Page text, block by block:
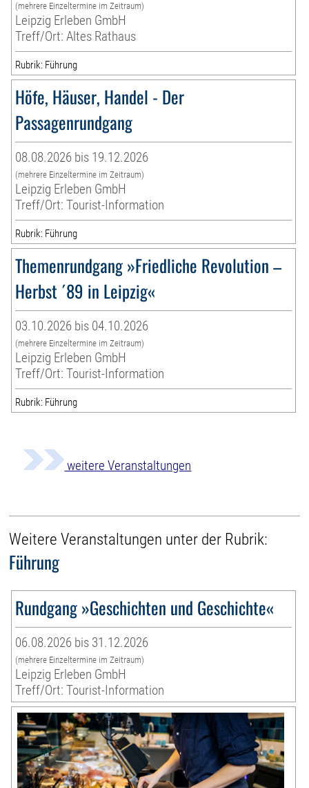
(mehrere Einzeltermine im Zeitraum)
Leipzig Erleben GmbH
Treff/Ort: Altes Rathaus
Rubrik: Führung
Höfe, Häuser, Handel - Der
Passagenrundgang
08.08.2026 bis 19.12.2026
(mehrere Einzeltermine im Zeitraum)
Leipzig Erleben GmbH
Treff/Ort: Tourist-Information
Rubrik: Führung
Themenrundgang »Friedliche Revolution –
Herbst ´89 in Leipzig«
03.10.2026 bis 04.10.2026
(mehrere Einzeltermine im Zeitraum)
Leipzig Erleben GmbH
Treff/Ort: Tourist-Information
Rubrik: Führung
weitere Veranstaltungen
Weitere Veranstaltungen unter der Rubrik:
Führung
Rundgang »Geschichten und Geschichte«
06.08.2026 bis 31.12.2026
(mehrere Einzeltermine im Zeitraum)
Leipzig Erleben GmbH
Treff/Ort: Tourist-Information